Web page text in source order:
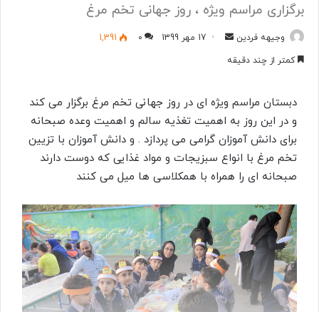
برگزاری مراسم ویژه ، روز جهانی تخم مرغ
وجیهه فردین
ل
ب
ه
ا
ی
ل
17 مهر 1399 0
1,391
کمتر از چند دقیقه
دبستان مراسم ویژه ای در روز جهانی تخم مرغ برگزار می کند
و در این روز به اهمیت تغذیه سالم و اهمیت وعده صبحانه
برای دانش آموزان گرامی می پردازد . و دانش آموزان با تزیین
تخم مرغ با انواع سبزیجات و مواد غذایی که دوست دارند
صبحانه ای را همراه با همکلاسی ها میل می کنند